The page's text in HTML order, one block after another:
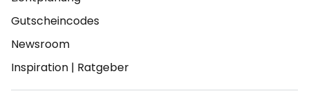
Gutscheincodes
Newsroom
Inspiration | Ratgeber